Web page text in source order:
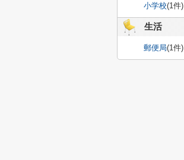
小学校(1件)
生活
郵便局(1件)